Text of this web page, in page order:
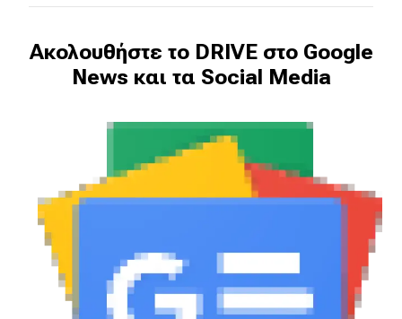
Ακολουθήστε το DRIVE στο Google
News και τα Social Media